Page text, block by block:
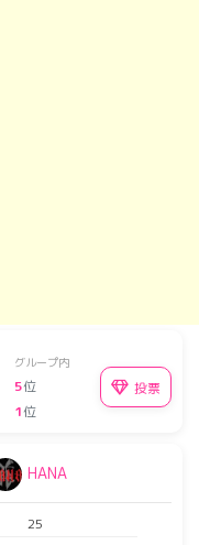
グループ内
5位
1位
投票
HANA
25